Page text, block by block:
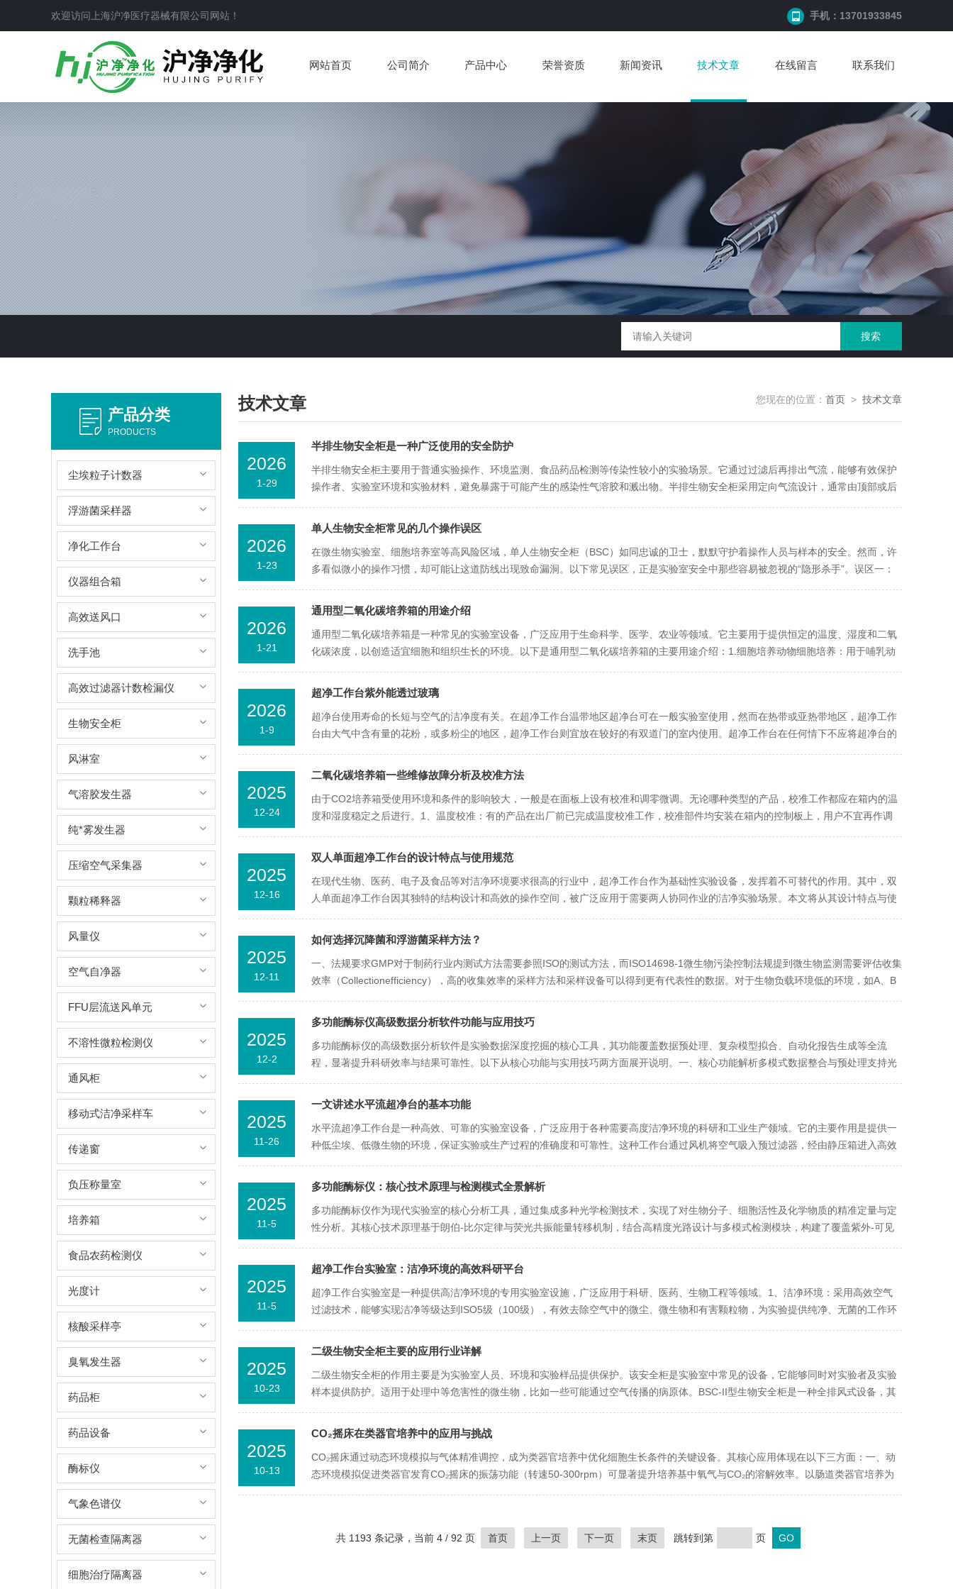
欢迎访问上海沪净医疗器械有限公司网站！ 手机：13701933845
网站首页 公司简介 产品中心 荣誉资质 新闻资讯 技术文章 在线留言 联系我们
技术文章 您现在的位置： 首页 > 技术文章
2026
1-29
半排生物安全柜是一种广泛使用的安全防护
‌半排生物安全柜主要用于普通实验操作、环境监测、食品药品检测等传染性较小的实验场景‌。它通过过滤后再排出气流，能够有效保护
操作者、实验室环境和实验材料，避免暴露于可能产生的感染性气溶胶和溅出物‌。半排生物安全柜采用定向气流设计，通常由顶部或后
2026
1-23
单人生物安全柜常见的几个操作误区
在微生物实验室、细胞培养室等高风险区域，单人生物安全柜（BSC）如同忠诚的卫士，默默守护着操作人员与样本的安全。然而，许
多看似微小的操作习惯，却可能让这道防线出现致命漏洞。以下常见误区，正是实验室安全中那些容易被忽视的“隐形杀手”。误区一：
2026
1-21
通用型二氧化碳培养箱的用途介绍
通用型二氧化碳培养箱是一种常见的实验室设备，广泛应用于生命科学、医学、农业等领域。它主要用于提供恒定的温度、湿度和二氧
化碳浓度，以创造适宜细胞和组织生长的环境。以下是通用型二氧化碳培养箱的主要用途介绍：1.细胞培养动物细胞培养：用于哺乳动
2026
1-9
超净工作台紫外能透过玻璃
超净台使用寿命的长短与空气的洁净度有关。在超净工作台温带地区超净台可在一般实验室使用，然而在热带或亚热带地区，超净工作
台由大气中含有量的花粉，或多粉尘的地区，超净工作台则宜放在较好的有双道门的室内使用。超净工作台在任何情下不应将超净台的
2025
12-24
二氧化碳培养箱一些维修故障分析及校准方法
由于CO2培养箱受使用环境和条件的影响较大，一般是在面板上设有校准和调零微调。无论哪种类型的产品，校准工作都应在箱内的温
度和湿度稳定之后进行。1、温度校准：有的产品在出厂前已完成温度校准工作，校准部件均安装在箱内的控制板上，用户不宜再作调
2025
12-16
双人单面超净工作台的设计特点与使用规范
在现代生物、医药、电子及食品等对洁净环境要求很高的行业中，超净工作台作为基础性实验设备，发挥着不可替代的作用。其中，双
人单面超净工作台因其独特的结构设计和高效的操作空间，被广泛应用于需要两人协同作业的洁净实验场景。本文将从其设计特点与使
2025
12-11
如何选择沉降菌和浮游菌采样方法？
一、法规要求GMP对于制药行业内测试方法需要参照ISO的测试方法，而ISO14698-1微生物污染控制法规提到微生物监测需要评估收集
效率（Collectionefficiency），高的收集效率的采样方法和采样设备可以得到更有代表性的数据。对于生物负载环境低的环境，如A、B
2025
12-2
多功能酶标仪高级数据分析软件功能与应用技巧
多功能酶标仪的高级数据分析软件是实验数据深度挖掘的核心工具，其功能覆盖数据预处理、复杂模型拟合、自动化报告生成等全流
程，显著提升科研效率与结果可靠性。以下从核心功能与实用技巧两方面展开说明。一、核心功能解析多模式数据整合与预处理支持光
2025
11-26
一文讲述水平流超净台的基本功能
水平流超净工作台是一种高效、‌可靠的实验室设备，‌广泛应用于各种需要高度洁净环境的科研和工业生产领域。‌它的主要作用是提供一
种低尘埃、‌低微生物的环境，‌保证实验或生产过程的准确度和可靠性。‌这种工作台通过风机将空气吸入预过滤器，‌经由静压箱进入高效
2025
11-5
多功能酶标仪：核心技术原理与检测模式全景解析
多功能酶标仪作为现代实验室的核心分析工具，通过集成多种光学检测技术，实现了对生物分子、细胞活性及化学物质的精准定量与定
性分析。其核心技术原理基于朗伯-比尔定律与荧光共振能量转移机制，结合高精度光路设计与多模式检测模块，构建了覆盖紫外-可见
2025
11-5
超净工作台实验室：洁净环境的高效科研平台
超净工作台实验室是一种提供高洁净环境的专用实验室设施，广泛应用于科研、医药、生物工程等领域。1、洁净环境：采用高效空气
过滤技术，能够实现洁净等级达到ISO5级（100级），有效去除空气中的微尘、微生物和有害颗粒物，为实验提供纯净、无菌的工作环
2025
10-23
二级生物安全柜主要的应用行业详解
二级生物安全柜的作用主要是为实验室人员、环境和实验样品提供保护。该安全柜是实验室中常见的设备，它能够同时对实验者及实验
样本提供防护。适用于处理中等危害性的微生物，比如一些可能通过空气传播的病原体。BSC-II型生物安全柜是一种全排风式设备，其
2025
10-13
CO₂摇床在类器官培养中的应用与挑战
CO₂摇床通过动态环境模拟与气体精准调控，成为类器官培养中优化细胞生长条件的关键设备。其核心应用体现在以下三方面：一、动
态环境模拟促进类器官发育CO₂摇床的振荡功能（转速50-300rpm）可显著提升培养基中氧气与CO₂的溶解效率。以肠道类器官培养为
共 1193 条记录，当前 4 / 92 页 首页 上一页 下一页 末页 跳转到第 页
产品分类
PRODUCTS
尘埃粒子计数器
浮游菌采样器
净化工作台
仪器组合箱
高效送风口
洗手池
高效过滤器计数检漏仪
生物安全柜
风淋室
气溶胶发生器
纯*雾发生器
压缩空气采集器
颗粒稀释器
风量仪
空气自净器
FFU层流送风单元
不溶性微粒检测仪
通风柜
移动式洁净采样车
传递窗
负压称量室
培养箱
食品农药检测仪
光度计
核酸采样亭
臭氧发生器
药品柜
药品设备
酶标仪
气象色谱仪
无菌检查隔离器
细胞治疗隔离器